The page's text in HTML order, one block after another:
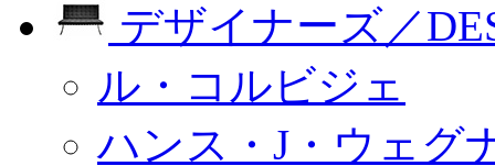
デザイナーズ／
ル・コルビジェ
ハンス・J・ウェグ